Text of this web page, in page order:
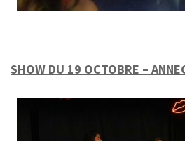
SHOW DU 19 OCTOBRE –